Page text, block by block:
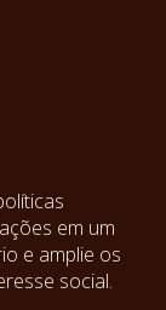
em um
e amplie os
social.